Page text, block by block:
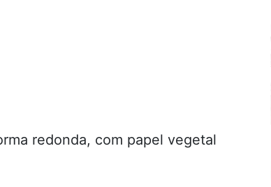
redonda, com papel vegetal